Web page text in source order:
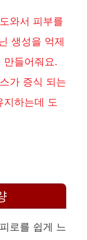
와서 피부를
생성을 억제
들어줘요.
가 증식 되는
지하는데 도
로를 쉽게 느